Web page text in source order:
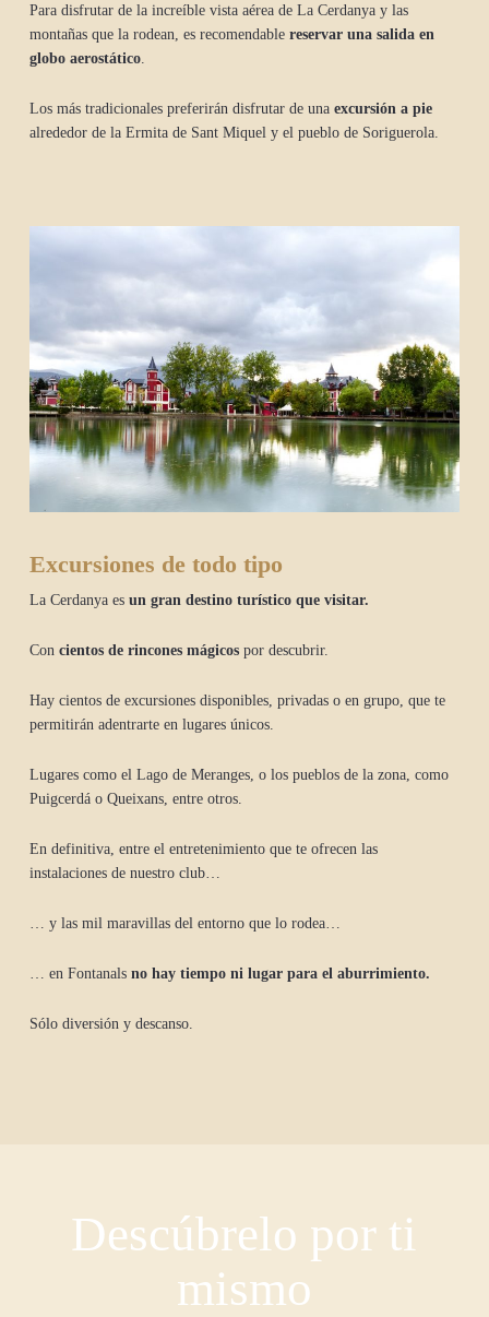
Para disfrutar de la increíble vista aérea de La Cerdanya y las
montañas que la rodean, es recomendablereservar una salida en
globo aerostático
Los más tradicionales preferirán disfrutar de unaexcursión a pie
alrededor de la Ermita de Sant Miquel y el pueblo de Soriguerola.
Excursiones de todo tipo
La Cerdanya esun gran destino turístico que visitar.
Concientos de rincones mágicos por descubrir.
Hay cientos de excursiones disponibles, privadas o en grupo, que te
permitirán adentrarte en lugares únicos.
Lugares como el Lago de Meranges, o los pueblos de la zona, como
Puigcerdá o Queixans, entre otros.
En definitiva, entre el entretenimiento que te ofrecen las
instalaciones de nuestro club…
… y las mil maravillas del entorno que lo rodea…
… en Fontanalsno hay tiempo ni lugar para el aburrimiento.
Sólo diversión y descanso.
Descúbrelo por ti
mismo